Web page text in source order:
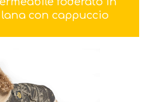
con cappuccio